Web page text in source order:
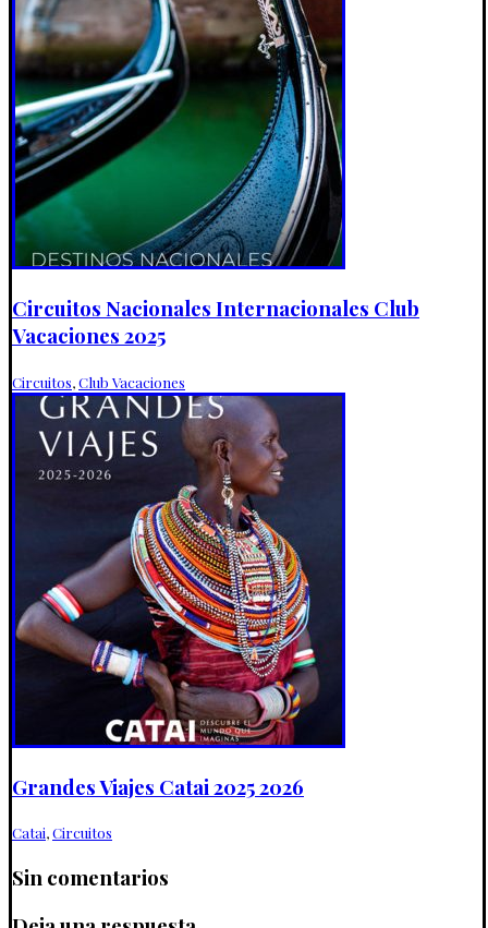
Circuitos Nacionales Internacionales Club
Vacaciones 2025
Circuitos,Club Vacaciones
Grandes Viajes Catai 2025 2026
Catai,Circuitos
Sin comentarios